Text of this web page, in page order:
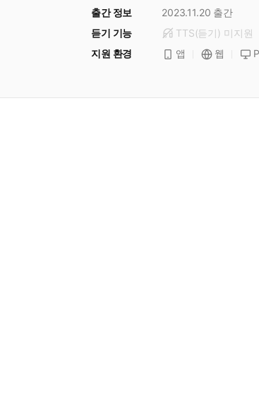
출간 정보 2023.11.20 출간
듣기 기능
TTS(듣기) 미지원
지원 환경
앱 웹